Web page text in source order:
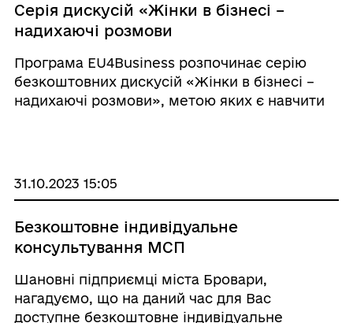
Серія дискусій «Жінки в бізнесі –
надихаючі розмови
Програма EU4Business розпочинає серію
безкоштовних дискусій «Жінки в бізнесі –
надихаючі розмови», метою яких є навчити
31.10.2023 15:05
Безкоштовне індивідуальне
консультування МСП
Шановні підприємці міста Бровари,
нагадуємо, що на даний час для Вас
доступне безкоштовне індивідуальне